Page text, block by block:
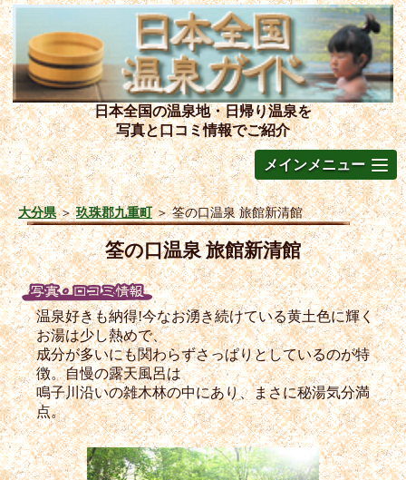
日本全国の温泉地・日帰り温泉を
写真と口コミ情報でご紹介
メインメニュー
大分県＞玖珠郡九重町＞筌の口温泉 旅館新清館
筌の口温泉 旅館新清館
温泉好きも納得!今なお湧き続けている黄土色に輝く
お湯は少し熱めで、
成分が多いにも関わらずさっぱりとしているのが特
徴。自慢の露天風呂は
鳴子川沿いの雑木林の中にあり、まさに秘湯気分満
点。